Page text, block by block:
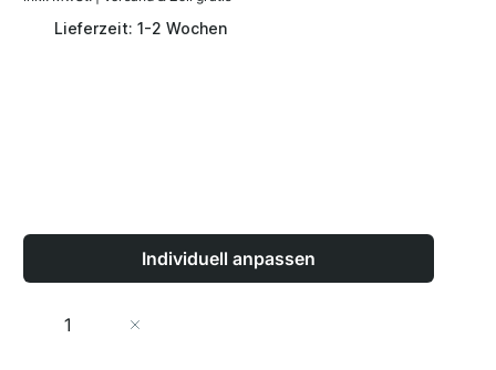
Lieferzeit: 1-2 Wochen
Individuell anpassen
Menge